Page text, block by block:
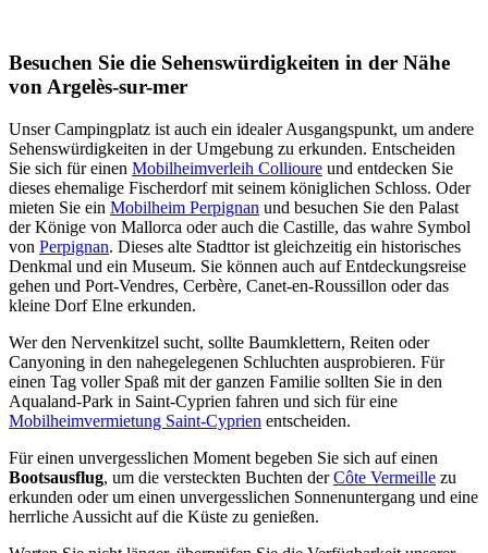
Besuchen Sie die Sehenswürdigkeiten in der Nähe
von Argelès-sur-mer
Unser Campingplatz ist auch ein idealer Ausgangspunkt, um andere
Sehenswürdigkeiten in der Umgebung zu erkunden. Entscheiden
Sie sich für einen Mobilheimverleih Collioure und entdecken Sie
dieses ehemalige Fischerdorf mit seinem königlichen Schloss. Oder
mieten Sie ein Mobilheim Perpignan und besuchen Sie den Palast
der Könige von Mallorca oder auch die Castille, das wahre Symbol
von Perpignan. Dieses alte Stadttor ist gleichzeitig ein historisches
Denkmal und ein Museum. Sie können auch auf Entdeckungsreise
gehen und Port-Vendres, Cerbère, Canet-en-Roussillon oder das
kleine Dorf Elne erkunden.
Wer den Nervenkitzel sucht, sollte Baumklettern, Reiten oder
Canyoning in den nahegelegenen Schluchten ausprobieren. Für
einen Tag voller Spaß mit der ganzen Familie sollten Sie in den
Aqualand-Park in Saint-Cyprien fahren und sich für eine
Mobilheimvermietung Saint-Cyprien entscheiden.
Für einen unvergesslichen Moment begeben Sie sich auf einen
Bootsausflug, um die versteckten Buchten derCôte Vermeille zu
erkunden oder um einen unvergesslichen Sonnenuntergang und eine
herrliche Aussicht auf die Küste zu genießen.